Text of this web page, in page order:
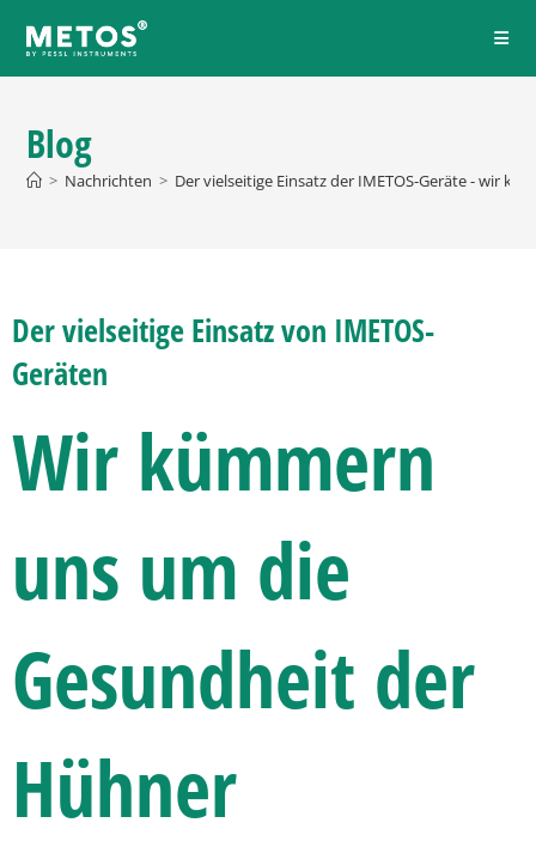
Blog
> Nachrichten > Der vielseitige Einsatz der IMETOS-Geräte - wir
Der vielseitige Einsatz von IMETOS-
Geräten
Wir kümmern
uns um die
Gesundheit der
Hühner